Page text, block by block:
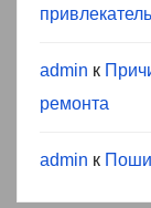
admin к
ремонта
admin к